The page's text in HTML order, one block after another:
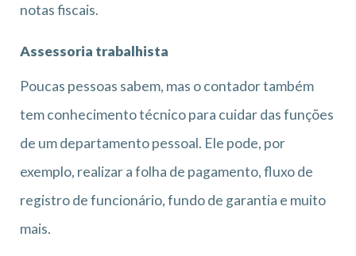
notas fiscais.
Assessoria trabalhista
Poucas pessoas sabem, mas o contador também
tem conhecimento técnico para cuidar das funções
de um departamento pessoal. Ele pode, por
exemplo, realizar a folha de pagamento, fluxo de
registro de funcionário, fundo de garantia e muito
mais.